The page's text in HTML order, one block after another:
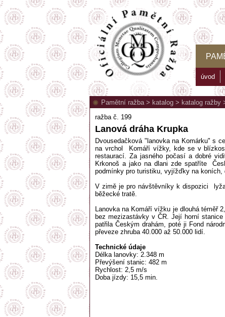
úvod
Pamětní ražba> katalog > katalog ražby
ražba č. 199
Lanová dráha Krupka
Dvousedačková "lanovka na Komárku" s
na vrchol Komáří vížky, kde se v
restaurací. Za jasného počasí a dobré
Krkonoš a jako na dlani zde spatříte
podmínky pro turistiku, vyjížďky na koních,
V zimě je pro návštěvníky k dispozici
běžecké tratě.
Lanovka na Komáří vížku je dlouhá téměř
bez mezizastávky v ČR. Její horní
patřila Českým drahám, poté ji Fond
převeze zhruba 40.000 až 50.000 lidí.
Technické údaje
Délka lanovky: 2.348 m
Převýšení stanic: 482 m
Rychlost: 2,5 m/s
Doba jízdy: 15,5 min.